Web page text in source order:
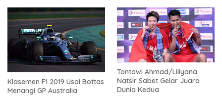
Klasemen F1 2019 Usai Bottas
Menangi GP Australia
Tontowi Ahmad/Liliyana
Natsir Sabet Gelar Juara
Dunia Kedua